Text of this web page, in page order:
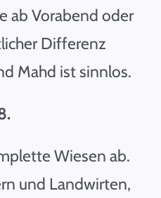
ab Vorabend oder
Differenz
Mahd ist sinnlos.
Wiesen ab.
und Landwirten,